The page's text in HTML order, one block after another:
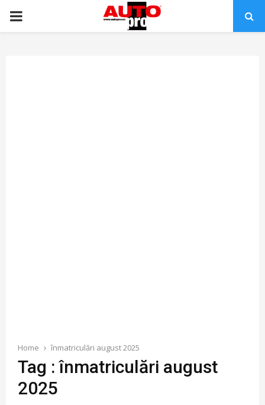
PRIMARY
Home înmatriculări august 2025
Tag : înmatriculări august
2025